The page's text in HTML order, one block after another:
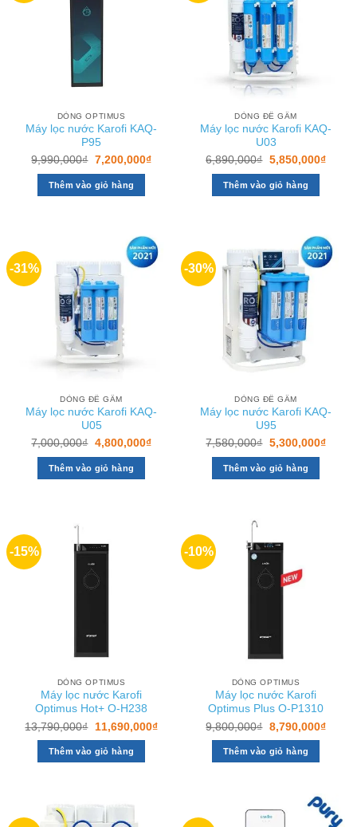
DÒNG OPTIMUS
Máy lọc nước Karofi KAQ-
P95
9,990,000₫ Giá
là:
9,990,000₫.
7,200,000₫Giá
Thêm vào giỏ hàng
DÒNG ĐỂ GẦM
Máy lọc nước Karofi KAQ-
U03
6,890,000₫ Giá
là:
6,890,000₫.
5,850,000₫Giá
Thêm vào giỏ hàng
-31%
DÒNG ĐỂ GẦM
Máy lọc nước Karofi KAQ-
U05
7,000,000₫ Giá
là:
7,000,000₫.
4,800,000₫Giá
Thêm vào giỏ hàng
-30%
DÒNG ĐỂ GẦM
Máy lọc nước Karofi KAQ-
U95
7,580,000₫ Giá
là:
7,580,000₫.
5,300,000₫Giá
Thêm vào giỏ hàng
-15%
DÒNG OPTIMUS
Máy lọc nước Karofi
Optimus Hot+ O-H238
13,790,000₫
Giá
gốc
là:
13,790,000₫.
11,690,000₫Giá
Thêm vào giỏ hàng
-10%
DÒNG OPTIMUS
Máy lọc nước Karofi
Optimus Plus O-P1310
9,800,000₫ Giá
gốc
là:
9,800,000₫.
8,790,000₫Giá
Thêm vào giỏ hàng